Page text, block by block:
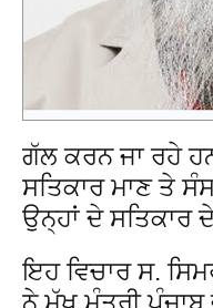
ਗੱਲ ਕਰਨ ਜਾ ਰਹੇ
ਸਤਿਕਾਰ ਮਾਣ ਤੇ
ਉਨ੍ਹਾਂ ਦੇ ਸਤਿਕਾਰ
ਇਹ ਵਿਚਾਰ ਸ.